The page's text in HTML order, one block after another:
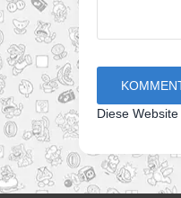
Diese